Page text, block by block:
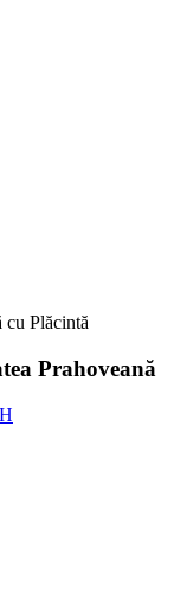
Plăcintă
Prahoveană